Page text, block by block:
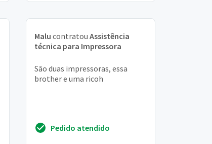
Malu contratou Assistência
técnica para Impressora
São duas impressoras, essa
brother e uma ricoh
Pedido atendido